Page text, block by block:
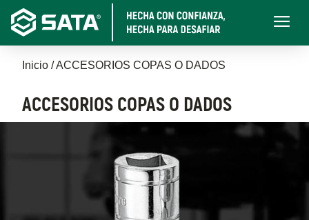
Pasar
contenido
principal
Main
Sobrescribir
enlaces
de
Inicio ACCESORIOS COPAS O DADOS
ACCESORIOS COPAS O DADOS